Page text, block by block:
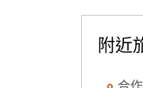
附近